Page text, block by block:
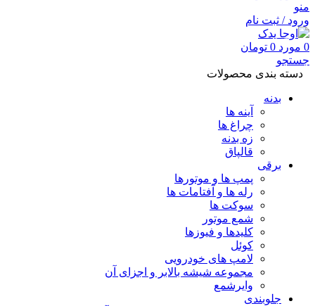
منو
ورود / ثبت نام
0 مورد 0 تومان
جستجو
دسته بندی محصولات
بدنه
آینه ها
چراغ ها
زه بدنه
قالپاق
برقی
پمپ ها و موتورها
رله ها و آفتامات ها
سوکت ها
شمع موتور
کلیدها و فیوزها
کوئل
لامپ های خودرویی
مجموعه شیشه بالابر و اجزای آن
وایرشمع
جلوبندی